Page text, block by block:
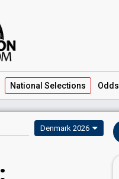
National Selections Odds
Denmark 2026
: